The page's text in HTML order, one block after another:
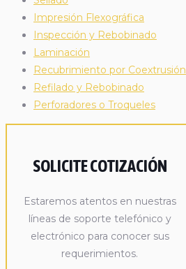
Impresión Flexográfica
Inspección y Rebobinado
Laminación
Recubrimiento por Coextrusión
Refilado y Rebobinado
Perforadores o Troqueles
SOLICITE COTIZACIÓN
Estaremos atentos en nuestras
líneas de soporte telefónico y
electrónico para conocer sus
requerimientos.